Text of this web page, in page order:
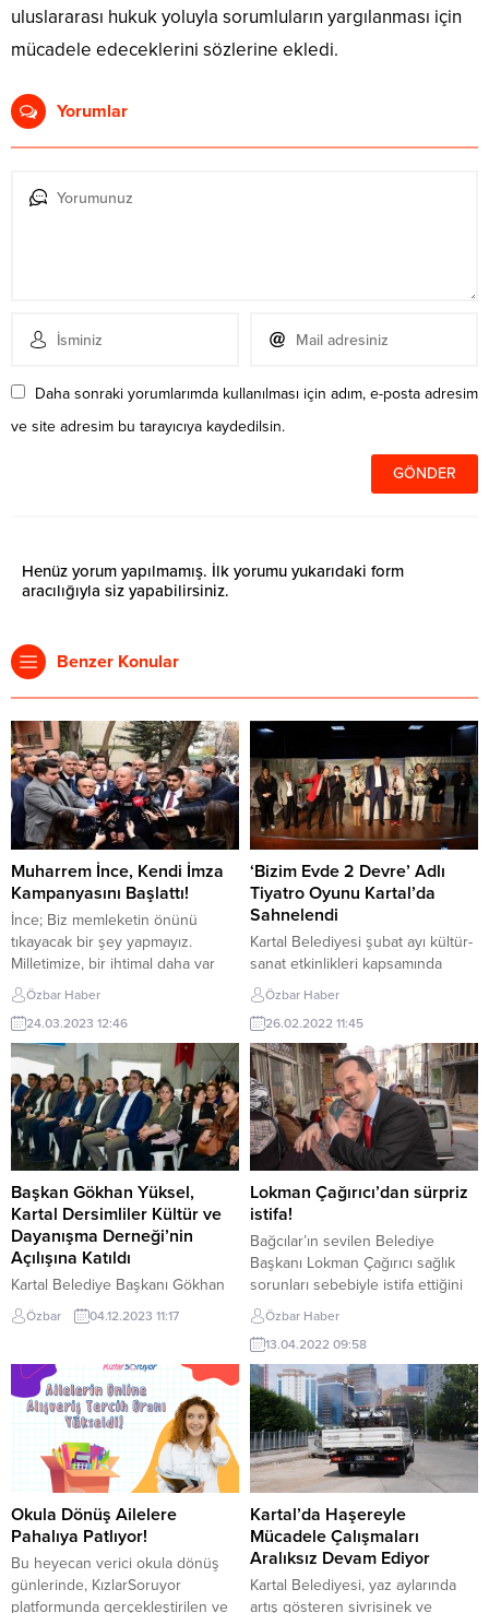
uluslararası hukuk yoluyla sorumluların yargılanması için
mücadele edeceklerini sözlerine ekledi.
Yorumlar
Daha sonraki yorumlarımda kullanılması için adım, e-posta adresim
ve site adresim bu tarayıcıya kaydedilsin.
Henüz yorum yapılmamış. İlk yorumu yukarıdaki form
aracılığıyla siz yapabilirsiniz.
Benzer Konular
Muharrem İnce, Kendi İmza
Kampanyasını Başlattı!
İnce; Biz memleketin önünü
tıkayacak bir şey yapmayız.
Milletimize, bir ihtimal daha var
diyoruz” dedi. Memleket Partisi
Genel Başkanı Muharrem İnce,
YSK’ya yaptığı Cumhurbaşkanlığı
adaylığının ardından 100 bin imza
kampanyasını başlattı. Parti
kurmayları ile birlikte Çankaya İlçe
Seçim Kurulu Başkanlığına gelen
İnce, “Tek adam yönetiminin
karşılığı, ya da onun rakibi...
Özbar Haber
24.03.2023 12:46
‘Bizim Evde 2 Devre’ Adlı
Tiyatro Oyunu Kartal’da
Sahnelendi
Kartal Belediyesi şubat ayı kültür-
sanat etkinlikleri kapsamında
sahnelenen ‘Bizim Evde 2 Devre’
isimli tiyatro oyunu seyirciyle
buluştu. Tiyatro dünyasının
duayen ismi Nejat Uygur’un
yetiştirdiği öğrencilerden Zülfikar
Yazgaç’ın yazdığı ve yönettiği
oyun tiyatroseverler tarafından
tam not aldı. Kartal Belediyesi
Uğur Mumcu Kültür Merkezi’nin
ev sahipliği yaptığı tiyatro
oyununa pandemi kuralları
gereği...
Özbar Haber
26.02.2022 11:45
Başkan Gökhan Yüksel,
Kartal Dersimliler Kültür ve
Dayanışma Derneği’nin
Açılışına Katıldı
Kartal Belediye Başkanı Gökhan
Yüksel, Kartal Dersimliler Kültür
ve Dayanışma Derneği’nin
Başkan Gökhan Yüksel, Kartal
Belediyesi’nin sosyal
demokrasinin gereği olarak tüm
sivil toplum örgütlerinin yanında
olduğunu belirtti. Kartal
Belediyesi Etkinlik Çadırında
Belediye Başkanı Gökhan
Yüksel’in yanı sıra; Cumhuriyet
Halk Partisi(CHP) Kartal İlçe
Başkanı...
Özbar 04.12.2023 11:17
Lokman Çağırıcı’dan sürpriz
istifa!
Bağcılar’ın sevilen Belediye
Başkanı Lokman Çağırıcı sağlık
sorunları sebebiyle istifa ettiğini
duyurdu Başkan Lokman
Çağırıcı’nın istifa kararıyla ilgili
sosyal medya hesabından yaptığı
açıklama şöyle: “15 yıldır
Cumhurbaşkanımız Sayın Recep
Tayyip Erdoğan’ın takdirleri ve
Bağcılar halkımızın
teveccühleriyle Bağcılar Belediye
Başkanlığı görevini yürüttüm.
arkadaşlarım ile birlikte
Bağcılarımızın...
Özbar Haber
13.04.2022 09:58
Okula Dönüş Ailelere
Pahalıya Patlıyor!
Bu heyecan verici okula dönüş
günlerinde, KızlarSoruyor
platformunda gerçekleştirilen ve
Kartal’da Haşereyle
Mücadele Çalışmaları
Aralıksız Devam Ediyor
Kartal Belediyesi, yaz aylarında
artış gösteren sivrisinek ve